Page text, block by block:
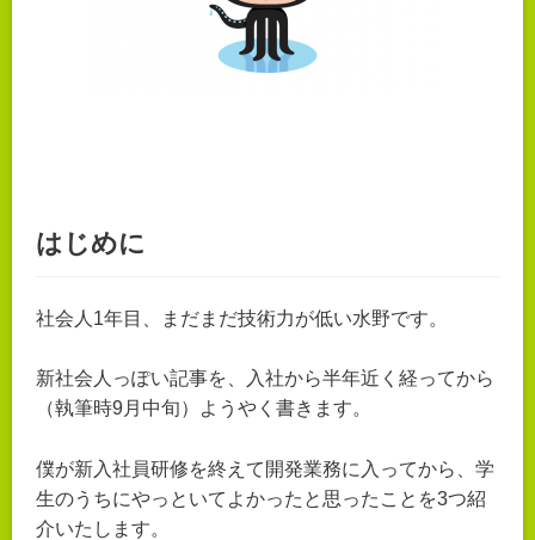
はじめに
社会人1年目、まだまだ技術力が低い水野です。
新社会人っぽい記事を、入社から半年近く経ってから
（執筆時9月中旬）ようやく書きます。
僕が新入社員研修を終えて開発業務に入ってから、学
生のうちにやっといてよかったと思ったことを3つ紹
介いたします。